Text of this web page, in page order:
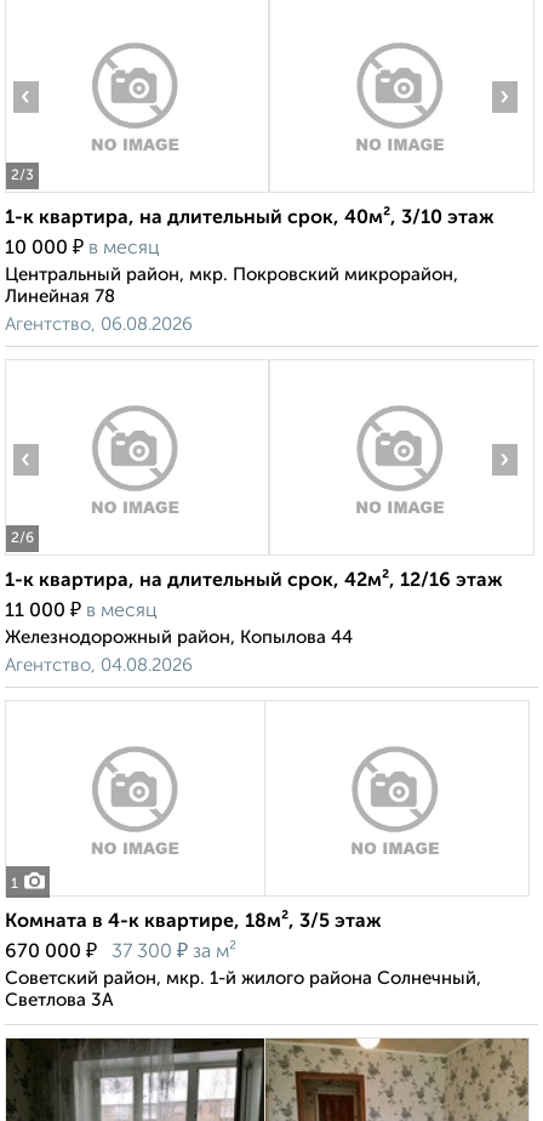
2/3
‹ ›
1-к квартира, на длительный срок, 40м², 3/10 этаж
10 000 ₽ в месяц
Центральный район, мкр. Покровский микрорайон,
Линейная 78
Агентство, 06.08.2026
2/6
‹ ›
1-к квартира, на длительный срок, 42м², 12/16 этаж
11 000 ₽ в месяц
Железнодорожный район, Копылова 44
Агентство, 04.08.2026
1
Комната в 4-к квартире, 18м², 3/5 этаж
670 000 ₽ 37 300 ₽ за м²
Советский район, мкр. 1-й жилого района Солнечный,
Светлова 3А